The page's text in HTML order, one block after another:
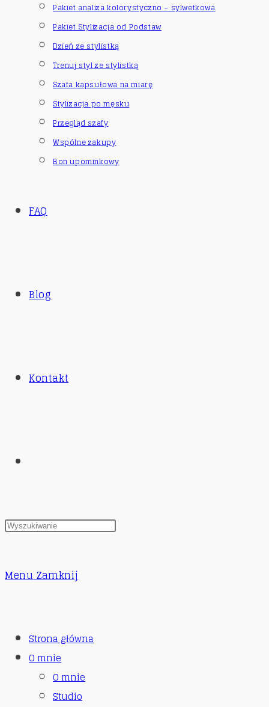
Pakiet analiza kolorystyczno – sylwetkowa
Pakiet Stylizacja od Podstaw
Dzień ze stylistką
Trenuj styl ze stylistką
Szafa kapsułowa na miarę
Stylizacja po męsku
Przegląd szafy
Wspólne zakupy
Bon upominkowy
FAQ
Blog
Kontakt
Menu Zamknij
Strona główna
O mnie
O mnie
Studio